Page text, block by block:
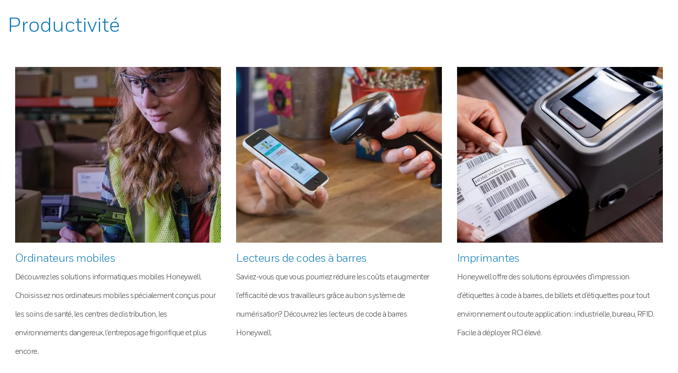
Productivité
Ordinateurs mobiles
Découvrez les solutions informatiques mobiles Honeywell.
Choisissez nos ordinateurs mobiles spécialement conçus pour
les soins de santé, les centres de distribution, les
environnements dangereux, l’entreposage frigorifique et plus
encore.
Lecteurs de codes à barres
Saviez-vous que vous pourriez réduire les coûts et augmenter
l’efficacité de vos travailleurs grâce au bon système de
numérisation? Découvrez les lecteurs de code à barres
Honeywell.
Imprimantes
Honeywell offre des solutions éprouvées d’impression
d’étiquettes à code à barres, de billets et d’étiquettes pour tout
environnement ou toute application : industrielle, bureau, RFID.
Facile à déployer. RCI élevé.